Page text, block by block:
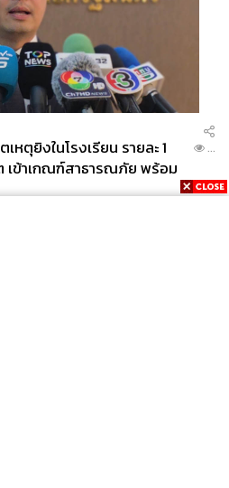
หตุยิงในโรงเรียน รายละ 1
เข้าเกณฑ์สาธารณภัย พร้อม
...